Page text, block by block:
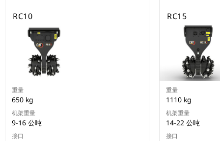
RC10
重量
650 kg
机架重量
9-16 公吨
接口
RC15
重量
1110 kg
机架重量
14-22 公吨
接口